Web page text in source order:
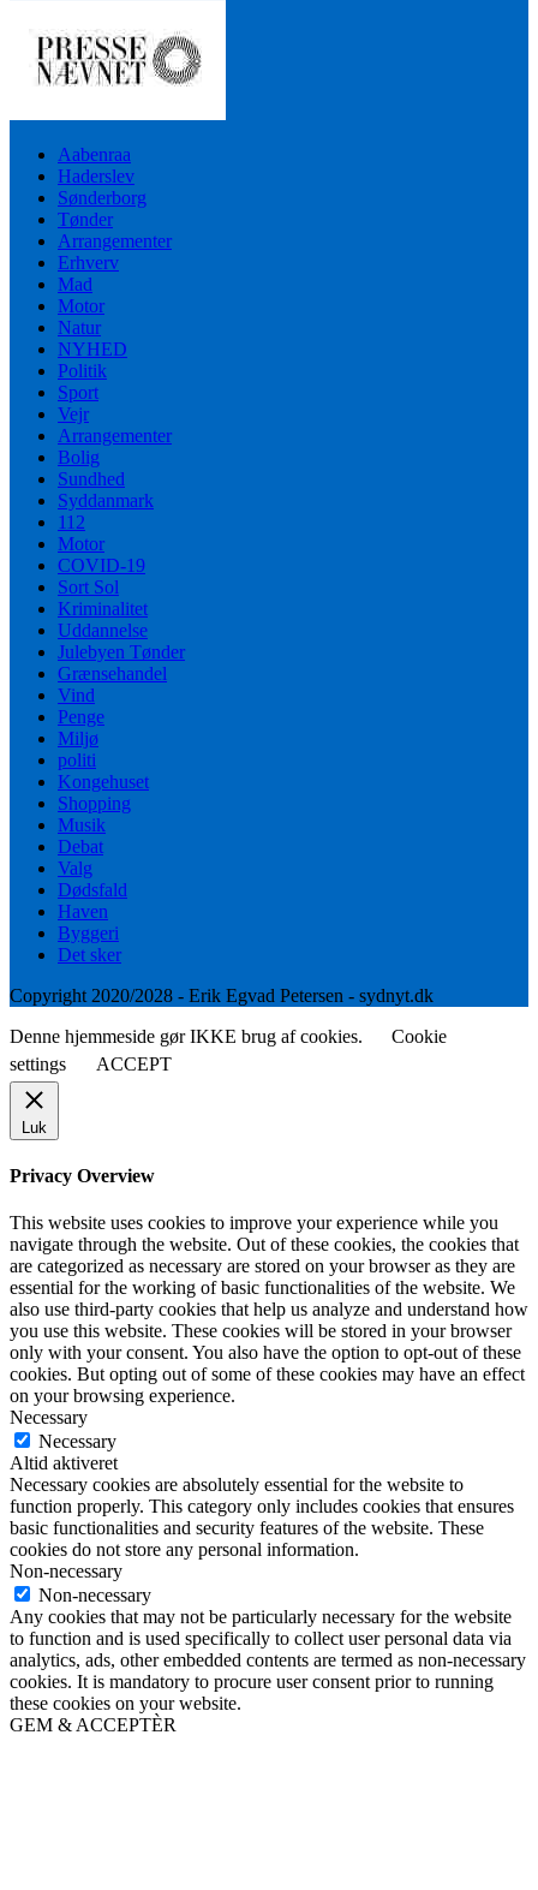
Aabenraa
Haderslev
Sønderborg
Tønder
Arrangementer
Erhverv
Mad
Motor
Natur
NYHED
Politik
Sport
Vejr
Arrangementer
Bolig
Sundhed
Syddanmark
112
Motor
COVID-19
Sort Sol
Kriminalitet
Uddannelse
Julebyen Tønder
Grænsehandel
Vind
Penge
Miljø
politi
Kongehuset
Shopping
Musik
Debat
Valg
Dødsfald
Haven
Byggeri
Det sker
Copyright 2020/2028 - Erik Egvad Petersen - sydnyt.dk
Denne hjemmeside gør IKKE brug af cookies.
Cookie
settings
ACCEPT
Luk
Privacy Overview
This website uses cookies to improve your experience while you
navigate through the website. Out of these cookies, the cookies that
are categorized as necessary are stored on your browser as they are
essential for the working of basic functionalities of the website. We
also use third-party cookies that help us analyze and understand how
you use this website. These cookies will be stored in your browser
only with your consent. You also have the option to opt-out of these
cookies. But opting out of some of these cookies may have an effect
on your browsing experience.
Necessary
Necessary
Altid aktiveret
Necessary cookies are absolutely essential for the website to
function properly. This category only includes cookies that ensures
basic functionalities and security features of the website. These
cookies do not store any personal information.
Non-necessary
Non-necessary
Any cookies that may not be particularly necessary for the website
to function and is used specifically to collect user personal data via
analytics, ads, other embedded contents are termed as non-necessary
cookies. It is mandatory to procure user consent prior to running
these cookies on your website.
GEM & ACCEPTÈR